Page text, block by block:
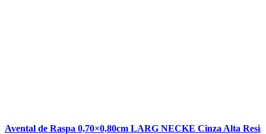
Avental de Raspa 0,70×0,80cm LARG NECKE Cinza Alta